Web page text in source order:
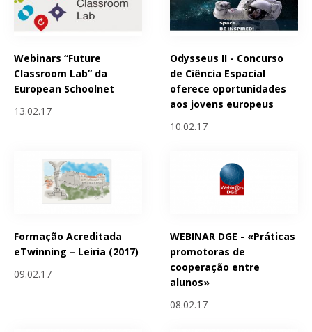
Webinars “Future
Classroom Lab” da
European Schoolnet
13.02.17
Odysseus II - Concurso
de Ciência Espacial
oferece oportunidades
aos jovens europeus
10.02.17
Formação Acreditada
eTwinning – Leiria (2017)
09.02.17
WEBINAR DGE - «Práticas
promotoras de
cooperação entre
alunos»
08.02.17